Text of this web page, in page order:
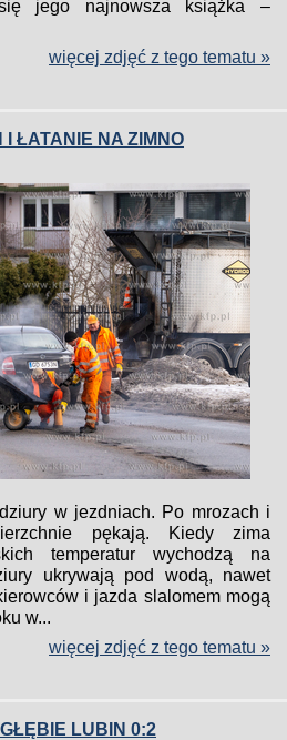
jego najnowsza książka –
więcej zdjęć z tego tematu »
I ŁATANIE NA ZIMNO
w jezdniach. Po mrozach i
pękają. Kiedy zima
temperatur wychodzą na
ukrywają pod wodą, nawet
i jazda slalomem mogą
w...
więcej zdjęć z tego tematu »
LUBIN 0:2